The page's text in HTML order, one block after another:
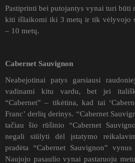
Pastiprinti bei putojantys vynai turi būti
kiti išlaikomi iki 3 metų ir tik vėlyvojo
– 10 metų.
Cabernet Sauvignon
Neabejotinai patys garsiausi
vadinami kitu vardu, bet jei
“Cabernet” – tikėtina, kad tai
Franc’ derlių derinys. “Cabernet
tačiau šio rūšinio “Cabernet
negali siūlyti dėl įstatymo
pradėta “Cabernet Sauvignon”
Naujojo pasaulio vynai pastaruoju